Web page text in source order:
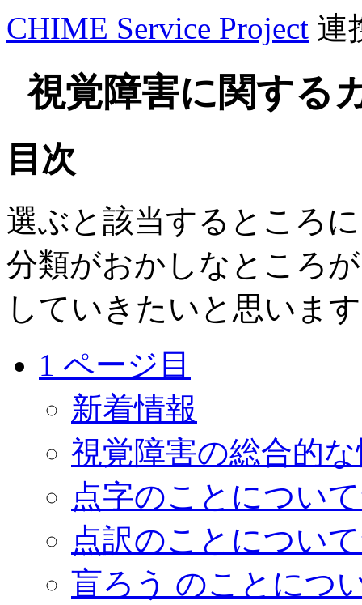
CHIME Service Project 連
視覚障害に関する
目次
選ぶと該当するところ
分類がおかしなところ
していきたいと思いま
1 ページ目
新着情報
視覚障害の総合的
点字のことについ
点訳のことについ
盲ろう のことにつ